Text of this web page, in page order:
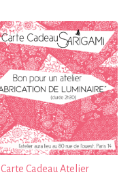
10,00€
à
30,00€
Carte Cadeau Atelier